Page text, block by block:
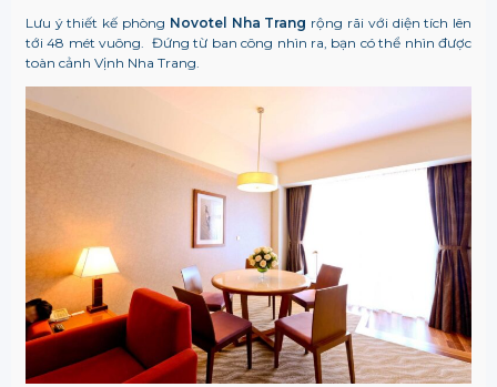
Lưu ý thiết kế phòng Novotel Nha Trang rộng rãi với diện tích lên
tới 48 mét vuông. Đứng từ ban công nhìn ra, bạn có thể nhìn được
toàn cảnh Vịnh Nha Trang.